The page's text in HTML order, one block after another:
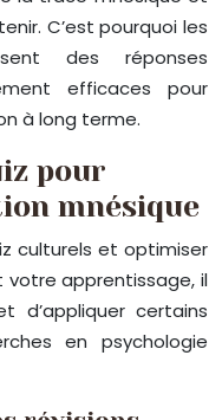
C’est pourquoi les
des réponses
efficaces pour
à long terme.
pour
mnésique
culturels et optimiser
apprentissage, il
d’appliquer certains
en psychologie